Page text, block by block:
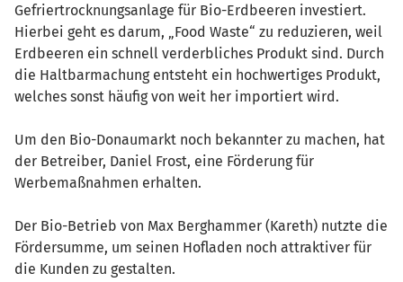
Gefriertrocknungsanlage für Bio-Erdbeeren investiert.
Hierbei geht es darum, „Food Waste“ zu reduzieren, weil
Erdbeeren ein schnell verderbliches Produkt sind. Durch
die Haltbarmachung entsteht ein hochwertiges Produkt,
welches sonst häufig von weit her importiert wird.
Um den Bio-Donaumarkt noch bekannter zu machen, hat
der Betreiber, Daniel Frost, eine Förderung für
Werbemaßnahmen erhalten.
Der Bio-Betrieb von Max Berghammer (Kareth) nutzte die
Fördersumme, um seinen Hofladen noch attraktiver für
die Kunden zu gestalten.